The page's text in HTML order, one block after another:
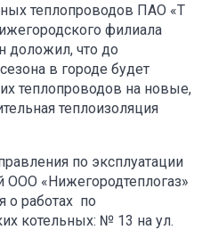
теплопроводов ПАО «Т
филиала
доложил, что до
в городе будет
теплопроводов на новые,
теплоизоляция
по эксплуатации
ООО «Нижегородтеплогаз»
о работах по
котельных: № 13 на ул.